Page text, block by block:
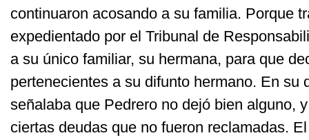
continuaron acosando a su familia. Porque
expedientado por el Tribunal de
a su único familiar, su hermana, para que
pertenecientes a su difunto hermano. En su
señalaba que Pedrero no dejó bien alguno,
ciertas deudas que no fueron reclamadas.